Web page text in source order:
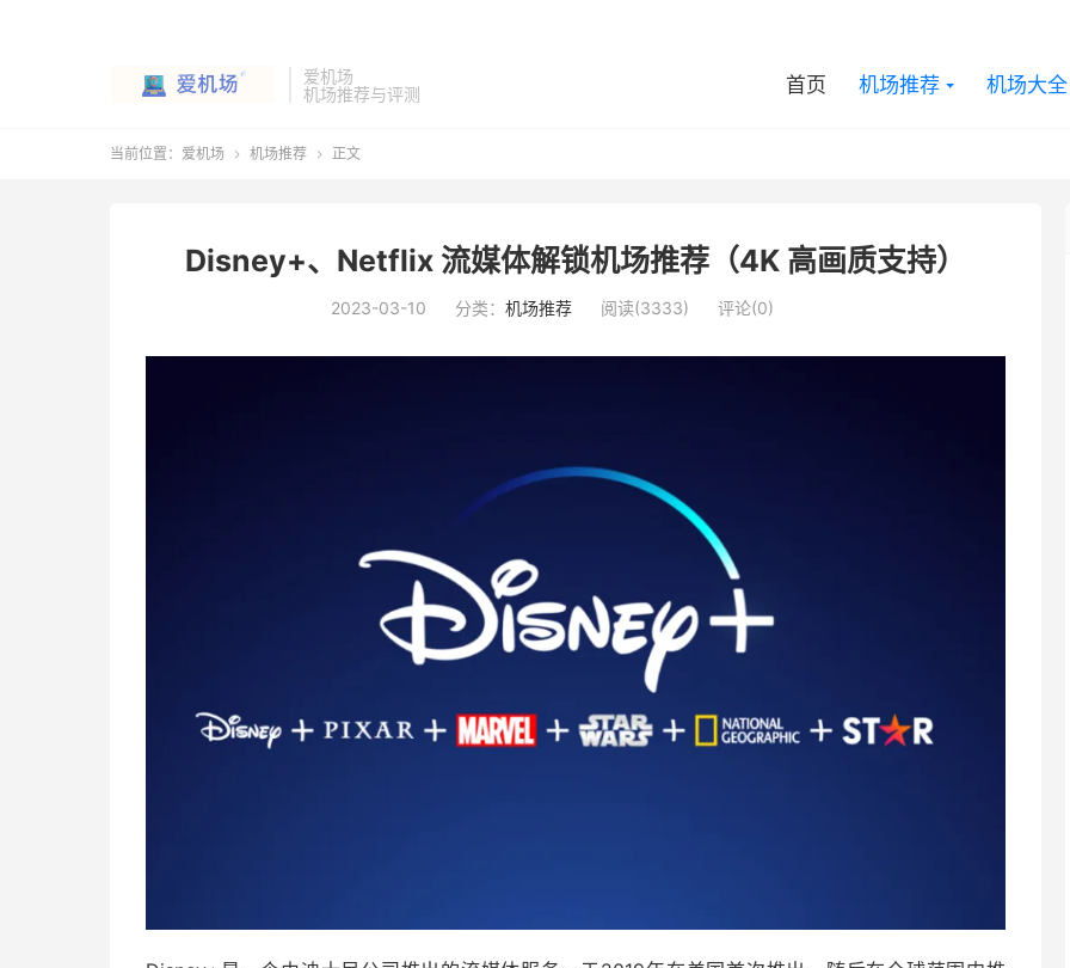
爱机场
机场推荐与评测
首页 机场推荐 机场大全
当前位置： 爱机场  机场推荐  正文
Disney+、Netflix 流媒体解锁机场推荐（4K 高画质支持）
2023-03-10 分类： 机场推荐 阅读(3333) 评论(0)